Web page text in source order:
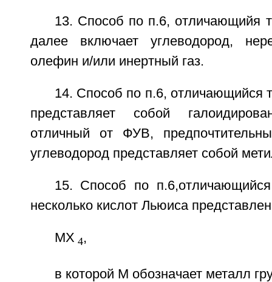
13. Способ по п.6, отличающийя
далее включает углеводород,
олефин и/или инертный газ.
14. Способ по п.6, отличающийся
представляет собой
отличный от ФУВ,
углеводород представляет собой
15. Способ по
несколько кислот Льюиса
MX 4,
в которой М обозначает металл